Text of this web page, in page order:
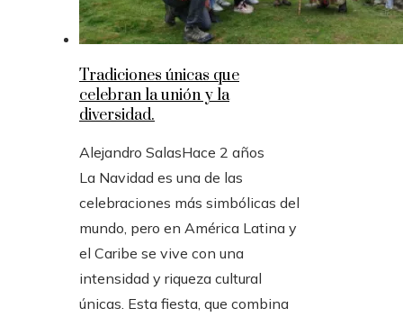
Tradiciones únicas que
celebran la unión y la
diversidad.
Alejandro SalasHace 2 años
La Navidad es una de las
celebraciones más simbólicas del
mundo, pero en América Latina y
el Caribe se vive con una
intensidad y riqueza cultural
únicas. Esta fiesta, que combina